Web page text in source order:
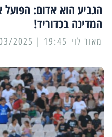
הגביע הוא אדום:
המדינה בכדוריד!
מאור לוי 19:45 | 29/03/2025